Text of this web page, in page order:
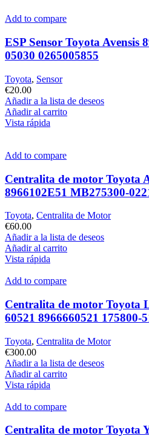
Add to compare
ESP Sensor Toyota Avensis
05030 0265005855
Toyota, Sensor
€20.00
Añadir a la lista de deseos
Añadir al carrito
Vista rápida
Add to compare
Centralita de motor Toyota
8966102E51 MB275300-
Toyota, Centralita de Motor
€60.00
Añadir a la lista de deseos
Añadir al carrito
Vista rápida
Add to compare
Centralita de motor Toyota
60521 8966660521 175800-
Toyota, Centralita de Motor
€300.00
Añadir a la lista de deseos
Añadir al carrito
Vista rápida
Add to compare
Centralita de motor Toyota